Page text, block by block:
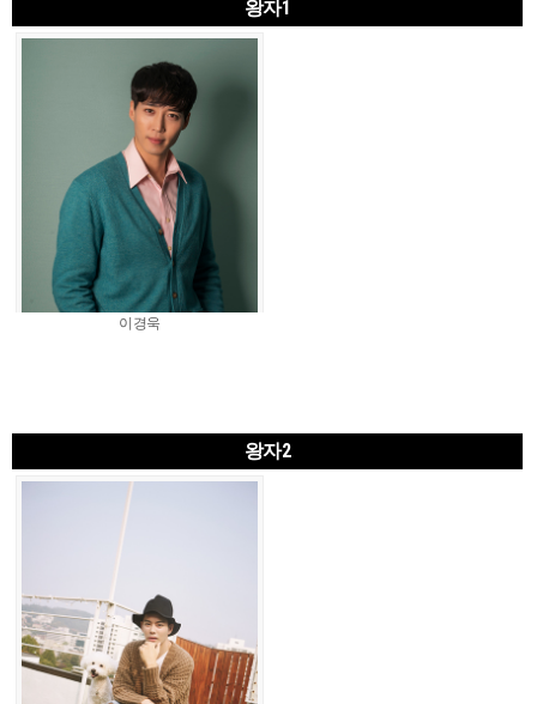
왕자1
이경욱
왕자2